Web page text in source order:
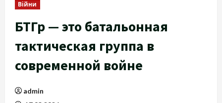
Війни
БТГр — это батальонная
тактическая группа в
современной войне
admin